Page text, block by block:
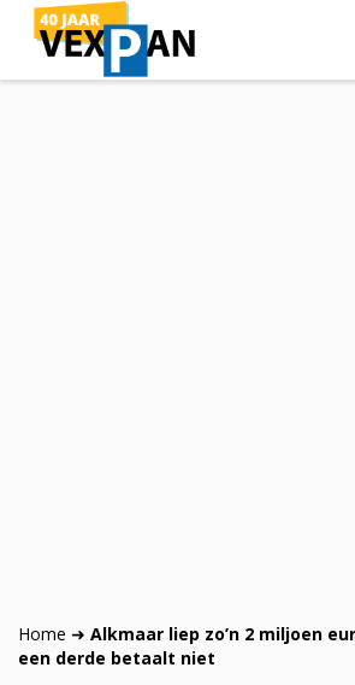
Home ➜ Alkmaar liep zo’n 2 miljoen
een derde betaalt niet